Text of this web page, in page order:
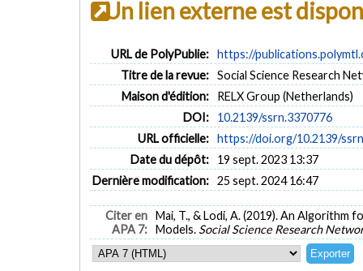
Un lien externe est
URL de PolyPublie: https://
Titre de la revue: Social Science Research
Maison d'édition:
RELX Group (Netherlands)
DOI:
10.2139/ssrn.3370776
URL officielle: https://doi.org/10.2139/
Date du dépôt:
19 sept. 2023 13:37
Dernière modification: 25 sept. 2024 16:47
Citer en
APA 7:
Mai, T., & Lodi, A. (2019). An
Models. Social Science Research